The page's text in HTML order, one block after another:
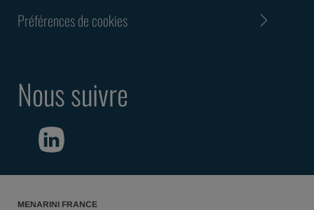
Préférences de cookies
Nous suivre
MENARINI FRANCE